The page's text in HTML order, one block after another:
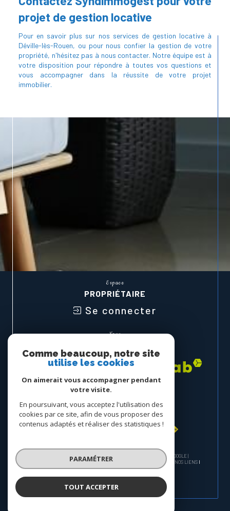
projet de gestion locative
Pour en savoir plus sur nos services de gestion locative à
Déville-lès-Rouen, ou pour nous confier la gestion de votre
propriété, n'hésitez pas à nous contacter. Notre équipe est à
votre disposition pour répondre à toutes vos questions et
vous accompagner dans la réussite de votre projet
immobilier.
Espace
PROPRIÉTAIRE
Se connecter
Nous
© 2026 | TOUS DROITS RÉSERVÉS | TRADUCTION POWERED BY GOOGLE |
PLAN DU SITE MENTIONS LÉGALES ADMIN
NOS LIENS
POLITIQUE RGPD
COOKIES
Comme beaucoup, notre site
utilise les cookies
On aimerait vous accompagner pendant
votre visite.
En poursuivant, vous acceptez l'utilisation des
cookies par ce site, afin de vous proposer des
contenus adaptés et réaliser des statistiques !
PARAMÉTRER
TOUT ACCEPTER